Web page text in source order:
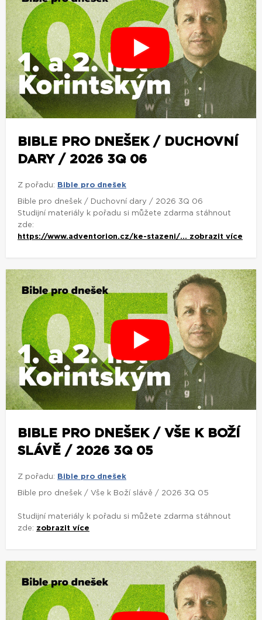
BIBLE PRO DNEŠEK / DUCHOVNÍ
DARY / 2026 3Q 06
Z pořadu: Bible pro dnešek
Bible pro dnešek / Duchovní dary / 2026 3Q 06
Studijní materiály k pořadu si můžete zdarma stáhnout
zde:
https://www.adventorion.cz/ke-stazeni/... zobrazit více
BIBLE PRO DNEŠEK / VŠE K BOŽÍ
SLÁVĚ / 2026 3Q 05
Z pořadu: Bible pro dnešek
Bible pro dnešek / Vše k Boží slávě / 2026 3Q 05
Studijní materiály k pořadu si můžete zdarma stáhnout
zde: zobrazit více